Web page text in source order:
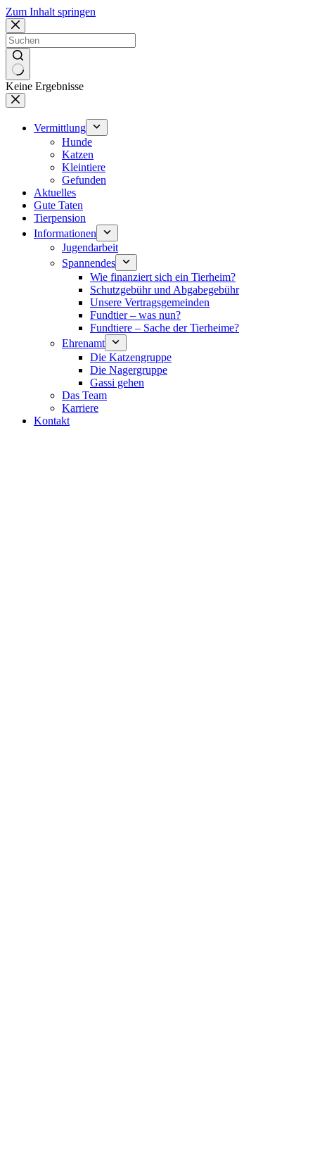
Zum Inhalt springen
Keine Ergebnisse
Vermittlung
Hunde
Katzen
Kleintiere
Gefunden
Aktuelles
Gute Taten
Tierpension
Informationen
Jugendarbeit
Spannendes
Wie finanziert sich ein Tierheim?
Schutzgebühr und Abgabegebühr
Unsere Vertragsgemeinden
Fundtier – was nun?
Fundtiere – Sache der Tierheime?
Ehrenamt
Die Katzengruppe
Die Nagergruppe
Gassi gehen
Das Team
Karriere
Kontakt